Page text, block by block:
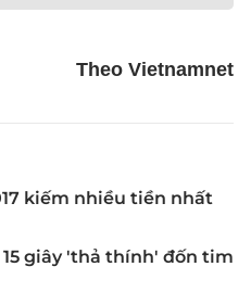
Theo Vietnamnet
kiếm nhiều tiền nhất
giây 'thả thính' đốn tim